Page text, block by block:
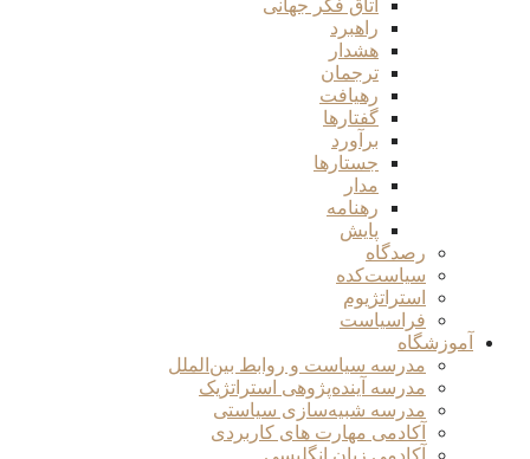
اتاق فکر جهانی
راهبرد
هشدار
ترجمان
رهیافت
گفتارها
برآورد
جستارها
مدار
رهنامه
پایش
رصدگاه
سیاست‌کده
استراتژیوم
فراسیاست
آموزشگاه
مدرسه سیاست و روابط بین‌الملل
مدرسه آینده‌پژوهی استراتژیک
مدرسه شبیه‌سازی سیاستی
آکادمی مهارت های کاربردی
آکادمی زبان انگلیسی